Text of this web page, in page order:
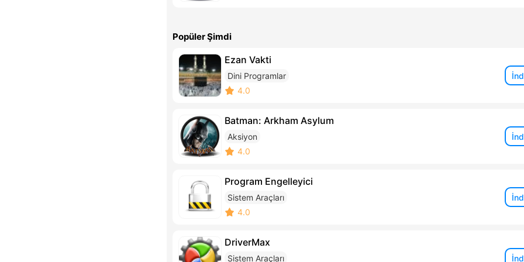
Popüler Şimdi
Ezan Vakti
Dini Programlar
4.0
Batman: Arkham Asylum
Aksiyon
4.0
Program Engelleyici
Sistem Araçları
4.0
DriverMax
Sistem Araçları